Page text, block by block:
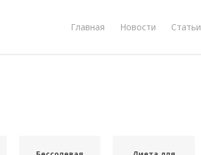
Главная Новости Статьи